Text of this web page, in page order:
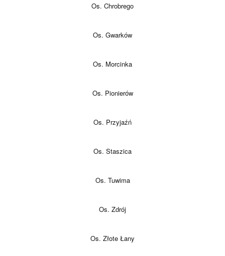
Os. Chrobrego
Os. Gwarków
Os. Morcinka
Os. Pionierów
Os. Przyjaźń
Os. Staszica
Os. Tuwima
Os. Zdrój
Os. Złote Łany